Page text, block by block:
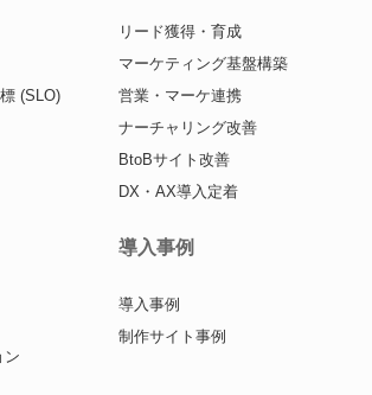
(SLO)
ン
リード獲得・育成
マーケティング基盤構築
営業・マーケ連携
ナーチャリング改善
BtoBサイト改善
DX・AX導入定着
導入事例
導入事例
制作サイト事例